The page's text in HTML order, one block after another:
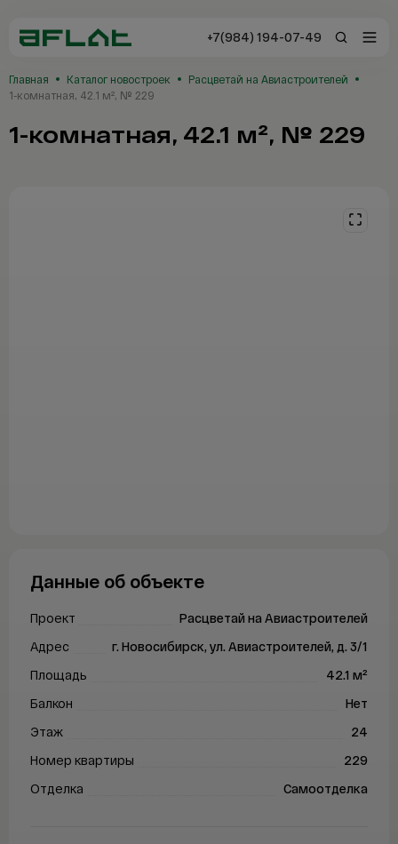
+7(984) 194-
Владивосток
Заказать звонок Отзывы
Семейная ипотека
Сельская ипотека
IT-ипотека
Контакты
+7(984) 194-07-49
Главная Каталог новостроек
Расцветай на Авиастроителей
1-комнатная, 42.1 м², № 229
1-комнатная, 42.1 м², № 229
Данные об объекте
Проект
Расцветай на Авиастроителей
Адрес
г. Новосибирск, ул. Авиастроителей, д. 3/1
Площадь
42.1 м²
Балкон
Нет
Этаж
24
Номер квартиры
229
Отделка
Самоотделка